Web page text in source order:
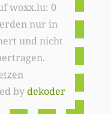
woxx.lu: 0
nur in
und nicht
bydekoder